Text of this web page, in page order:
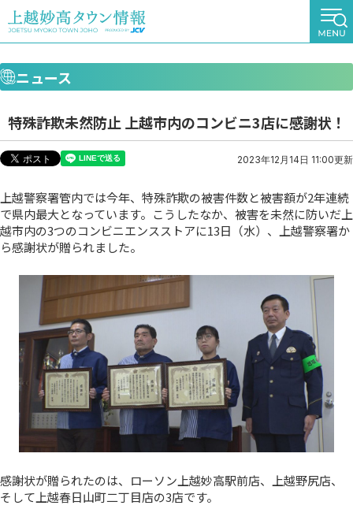
ニュース
特殊詐欺未然防止 上越市内のコンビニ3店に感謝状！
2023年12月14日 11:00更新
上越警察署管内では今年、特殊詐欺の被害件数と被害額が2年連続
で県内最大となっています。こうしたなか、被害を未然に防いだ上
越市内の3つのコンビニエンスストアに13日（水）、上越警察署か
ら感謝状が贈られました。
感謝状が贈られたのは、ローソン上越妙高駅前店、上越野尻店、
そして上越春日山町二丁目店の3店です。